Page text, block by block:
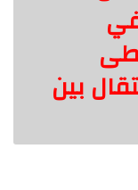
بين